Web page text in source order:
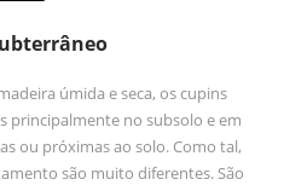
úmida e seca, os cupins
principalmente no subsolo e em
ou próximas ao solo. Como tal,
são muito diferentes. São